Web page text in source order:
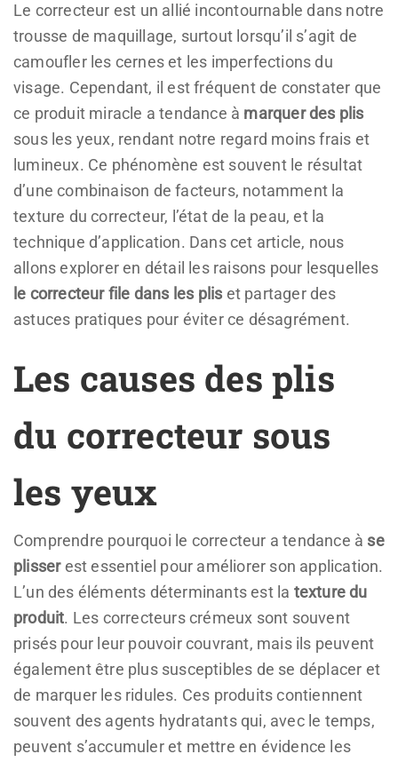
Le correcteur est un allié incontournable dans notre
trousse de maquillage, surtout lorsqu’il s’agit de
camoufler les cernes et les imperfections du
visage. Cependant, il est fréquent de constater que
ce produit miracle a tendance à marquer des plis
sous les yeux, rendant notre regard moins frais et
lumineux. Ce phénomène est souvent le résultat
d’une combinaison de facteurs, notamment la
texture du correcteur, l’état de la peau, et la
technique d’application. Dans cet article, nous
allons explorer en détail les raisons pour lesquelles
le correcteur file dans les plis et partager des
astuces pratiques pour éviter ce désagrément.
Les causes des plis
du correcteur sous
les yeux
Comprendre pourquoi le correcteur a tendance à se
plisserest essentiel pour améliorer son application.
L’un des éléments déterminants est la texture du
produit. Les correcteurs crémeux sont souvent
prisés pour leur pouvoir couvrant, mais ils peuvent
également être plus susceptibles de se déplacer et
de marquer les ridules. Ces produits contiennent
souvent des agents hydratants qui, avec le temps,
peuvent s’accumuler et mettre en évidence les